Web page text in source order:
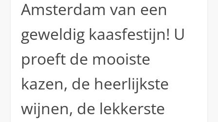
Amsterdam van een
geweldig kaasfestijn! U
proeft de mooiste
kazen, de heerlijkste
wijnen, de lekkerste